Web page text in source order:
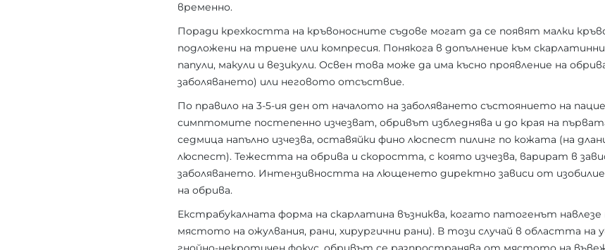
временно.
Поради крехкостта на кръвоносните съдове могат да се появят малки
подложени на триене или компресия. Понякога в допълнение към
папули, макули и везикули. Освен това може да има късно проявление на
заболяването) или неговото отсъствие.
По правило на 3-5-ия ден от началото на заболяването състоянието на
симптомите постепенно изчезват, обривът избледнява и до края на
седмица напълно изчезва, оставяйки фино люспест пилинг по кожата (на
люспест). Тежестта на обрива и скоростта, с която изчезва, варират в
заболяването. Интензивността на лющенето директно зависи от
на обрива.
Екстрабукалната форма на скарлатина възниква, когато патогенът навлезе
мястото на ожулвания, рани, хирургични рани). В този случай в областта на